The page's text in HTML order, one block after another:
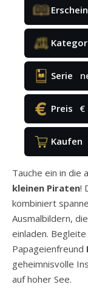
Serie
Preis €
Kaufen
Tauche ein in die
kleinen Piraten!
kombiniert
Ausmalbildern,
einladen.
Papageienfreund
geheimnisvolle
auf hoher See.